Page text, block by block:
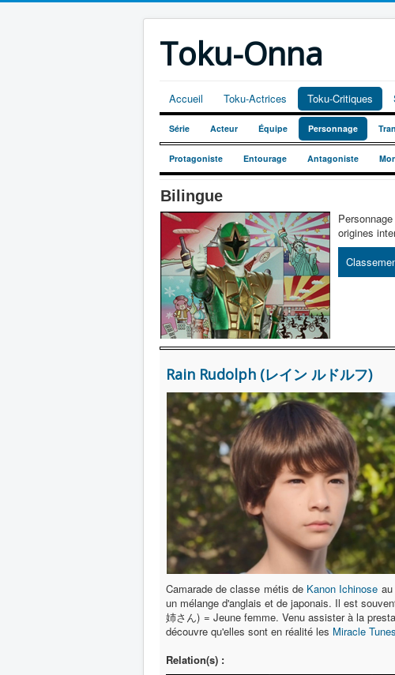
Toku-Onna
Accueil Toku-Actrices Toku-Critiques
Série Acteur Équipe Personnage
Protagoniste Entourage Antagoniste
Bilingue
origines
Rain Rudolph (レイン ルドルフ)
Camarade de classe métis de Kanon Ichinose au
un mélange d'anglais et de japonais. Il est
姉さん) = Jeune femme. Venu assister à la
découvre qu'elles sont en réalité les Miracle Tunes
Relation(s) :